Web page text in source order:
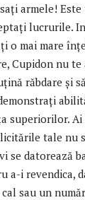
armele!
lucrurile.
o mai mare
Cupidon nu te
răbdare și
superiorilor.
tale nu
se datorează
a-i revendica,
sau un